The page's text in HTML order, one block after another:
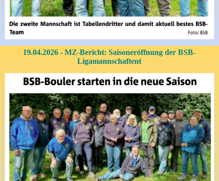
19.04.2026 - MZ-Bericht: Saisoneröffnung der BSB-
Ligamannschaftent